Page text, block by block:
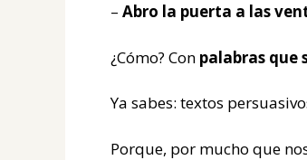
– Abro la puerta a las
¿Cómo? Con palabras que
Ya sabes: textos
Porque, por mucho que